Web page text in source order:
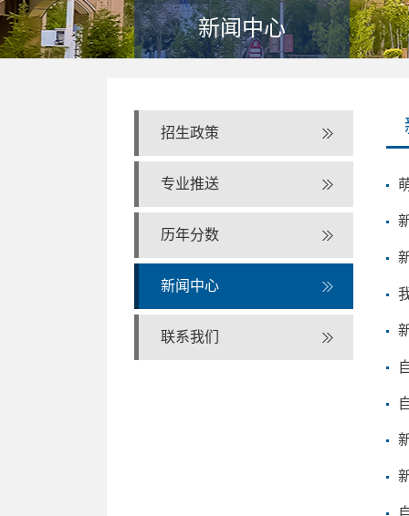
新闻中心
招生政策
专业推送
历年分数
新闻中心
联系我们